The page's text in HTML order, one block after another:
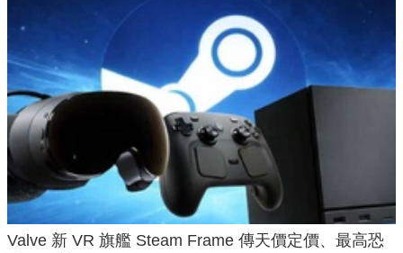
Valve 新 VR 旗艦 Steam Frame 傳天價定價、最高恐